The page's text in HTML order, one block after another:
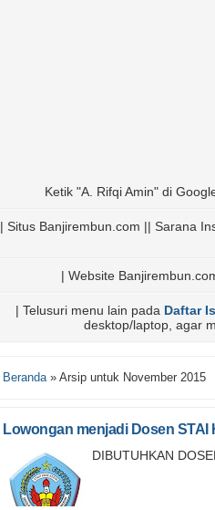
Ketik "A. Rifqi Amin" di
| Situs Banjirembun.com || Sarana
| Website
| Telusuri menu lain pada Daftar
desktop/laptop, agar
Beranda » Arsip untuk November 2015
Lowongan menjadi Dosen
DIBUTUHKAN